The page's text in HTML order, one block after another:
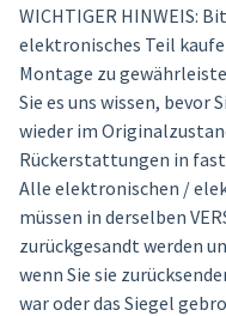
WICHTIGER HINWEIS:
elektronisches Teil
Montage zu
Sie es uns wissen, bevor
wieder im
Rückerstattungen in
Alle elektronischen /
müssen in derselben
zurückgesandt werden
wenn Sie sie
war oder das Siegel